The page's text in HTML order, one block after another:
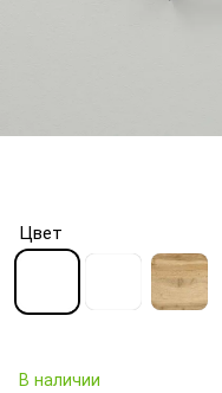
Цвет
В наличии